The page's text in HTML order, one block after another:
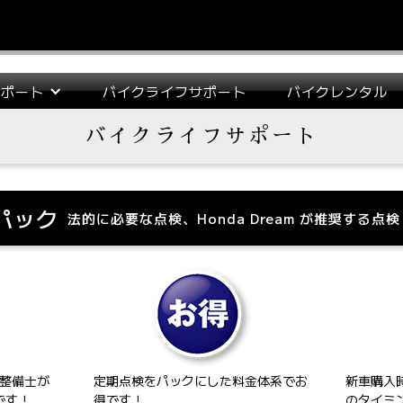
ート バイクライフサポート バイクレンタル
バイクライフサポート
ック 法的に必要な点検、Honda Dream が推奨する点
備士が
！
定期点検をパックにした料金体系でお
得です！
新車購入
のタイミ